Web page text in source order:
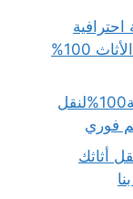
وأسعار تبدأ من200ريال وضمان سلامة الأثاث 100%
دينا نقل عفش خارج الرياض..حلول ذكية100%لنقل
لِنقل أثاثك